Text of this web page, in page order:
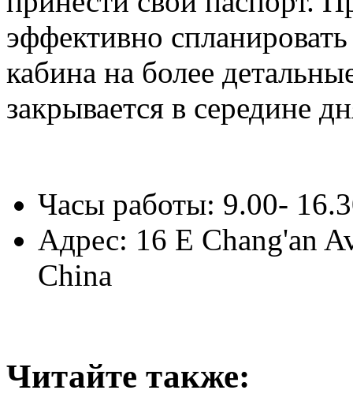
эффективно
кабина на более
закрывается в середине
Часы работы: 9.00-
Адрес: 16 E Chang'an
China
Читайте также: